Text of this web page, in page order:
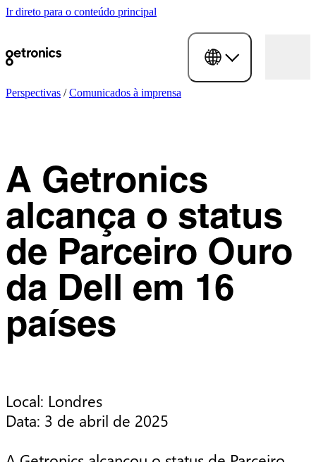
Ir direto para o conteúdo principal
Perspectivas /Comunicados à imprensa
A Getronics
alcança o status
de Parceiro Ouro
da Dell em 16
países
Local: Londres
Data: 3 de abril de 2025